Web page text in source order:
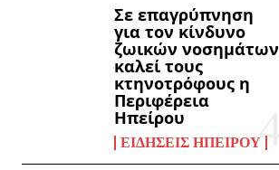
Σε επαγρύπνηση
για τον κίνδυνο
ζωικών νοσημάτων
καλεί τους
κτηνοτρόφους η
Περιφέρεια
Ηπείρου
ΕΙΔΉΣΕΙΣ ΗΠΕΊΡΟΥ